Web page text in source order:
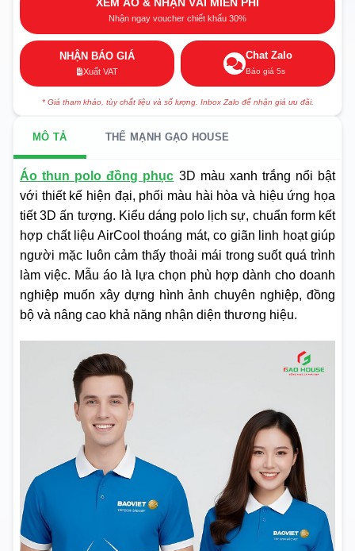
Nhận ngay voucher chiết khấu 30%
NHẬN BÁO GIÁ
Xuất VAT
Chat Zalo
Báo giá 5s
* Giá tham khảo, tùy chất liệu và số lượng. Inbox Zalo để nhận giá ưu đãi.
MÔ TẢ THẾ MẠNH GẠO HOUSE
Áo thun polo đồng phục 3D màu xanh trắng nổi bật
với thiết kế hiện đại, phối màu hài hòa và hiệu ứng họa
tiết 3D ấn tượng. Kiểu dáng polo lịch sự, chuẩn form kết
hợp chất liệu AirCool thoáng mát, co giãn linh hoạt giúp
người mặc luôn cảm thấy thoải mái trong suốt quá trình
làm việc. Mẫu áo là lựa chọn phù hợp dành cho doanh
nghiệp muốn xây dựng hình ảnh chuyên nghiệp, đồng
bộ và nâng cao khả năng nhận diện thương hiệu.